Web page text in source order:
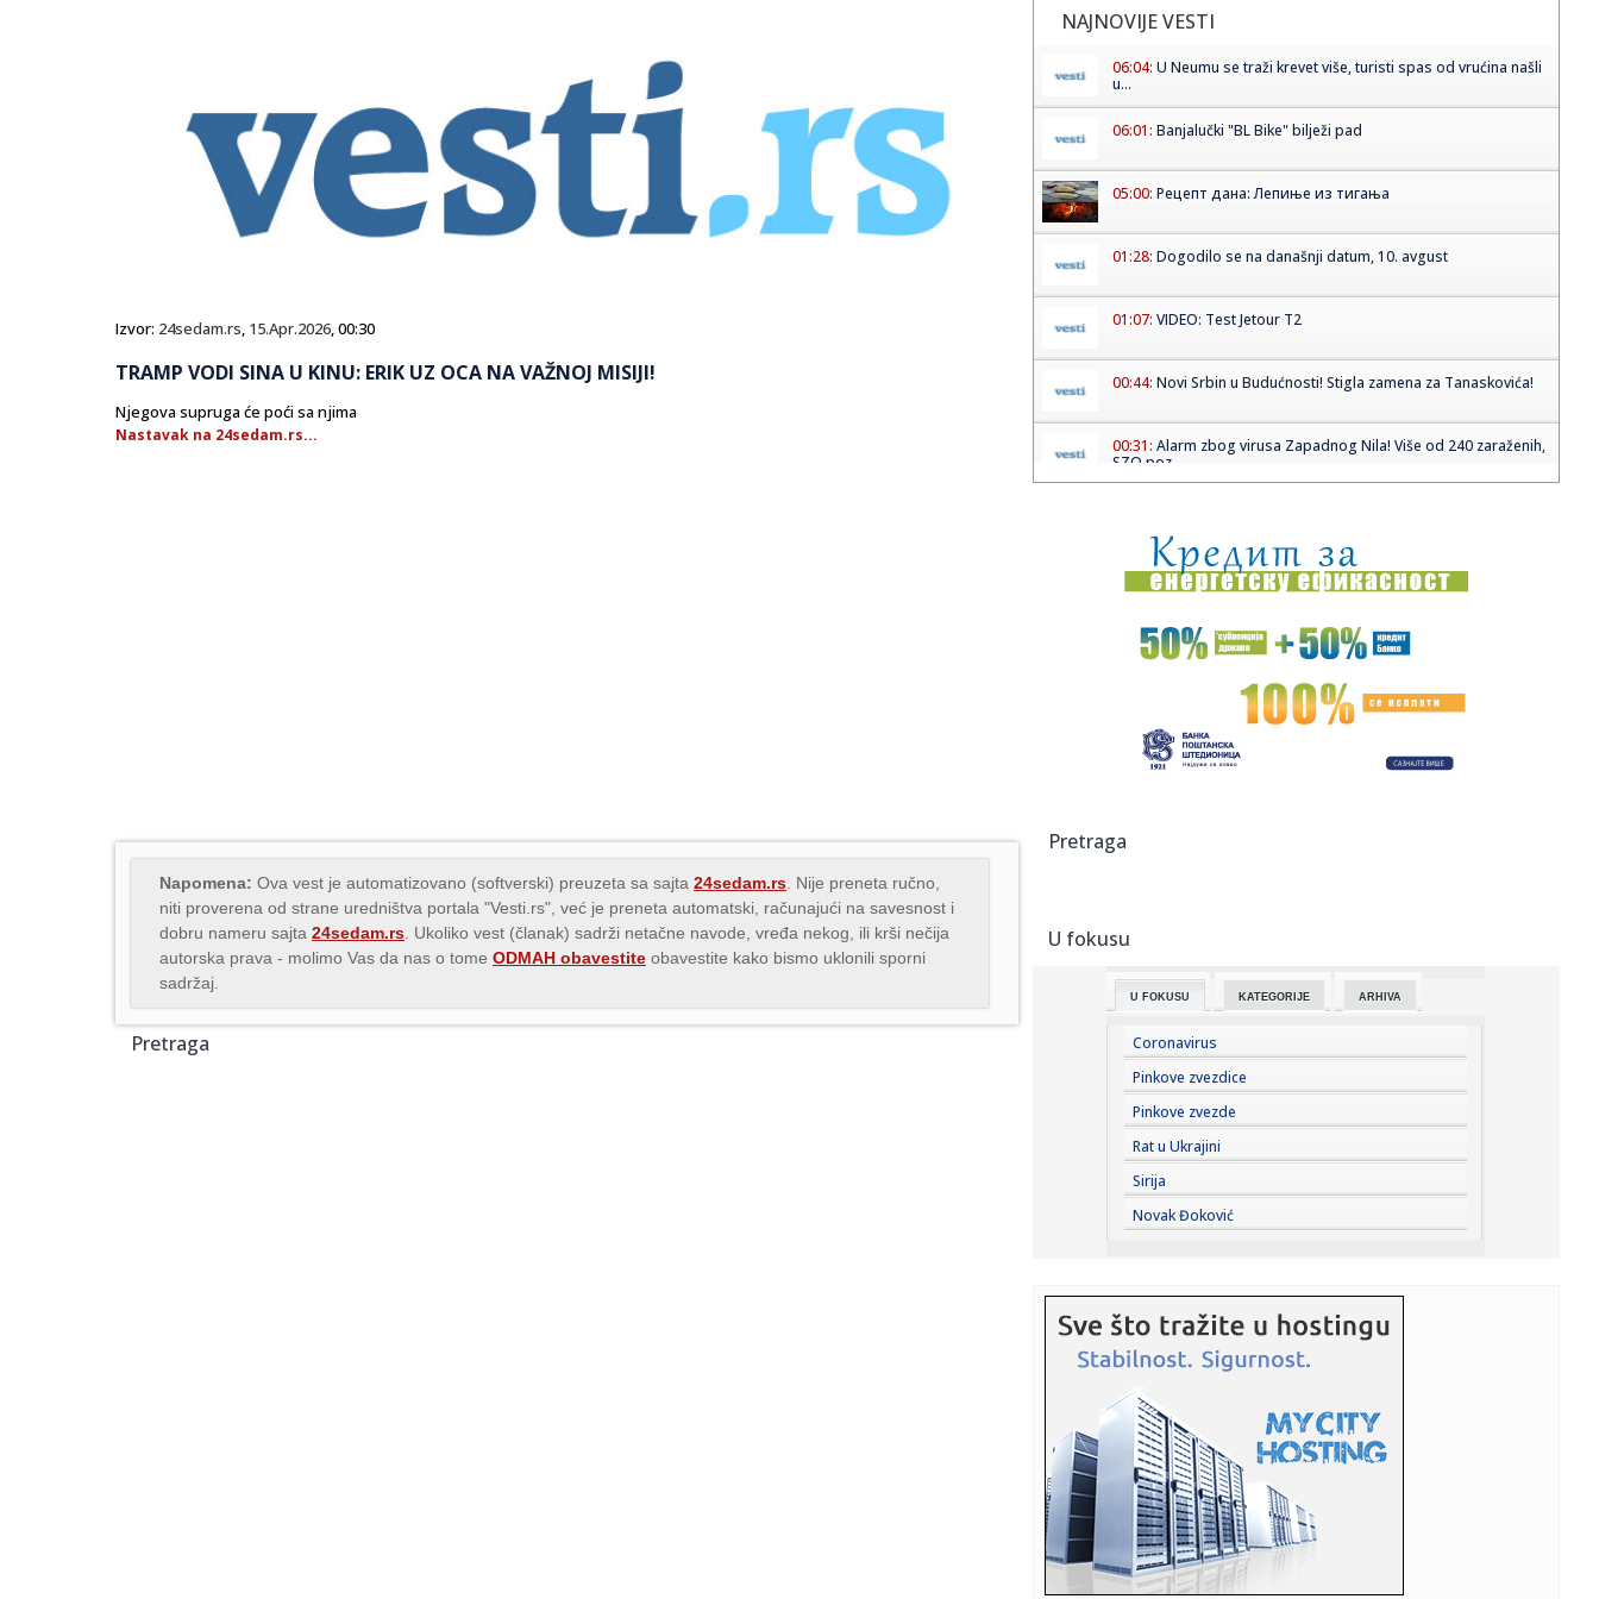
Izvor: 24sedam.rs, 15.Apr.2026, 00:30
TRAMP VODI SINA U KINU: ERIK UZ OCA NA VAŽNOJ MISIJI!
Njegova supruga će poći sa njima
Nastavak na 24sedam.rs...
Napomena: Ova vest je automatizovano (softverski) preuzeta sa sajta 24sedam.rs . Nije preneta ručno,
niti proverena od strane uredništva portala "Vesti.rs", već je preneta automatski, računajući na savesnost i
dobru nameru sajta 24sedam.rs . Ukoliko vest (članak) sadrži netačne navode, vređa nekog, ili krši nečija
autorska prava - molimo Vas da nas o tome ODMAH obavestite obavestite kako bismo uklonili sporni
sadržaj.
Pretraga
NAJNOVIJE VESTI
06:04: U Neumu se traži krevet više, turisti spas od vrućina našli
u...
06:01: Banjalučki "BL Bike" bilježi pad
05:00: Рецепт дана: Лепиње из тигања
01:28: Dogodilo se na današnji datum, 10. avgust
01:07: VIDEO: Test Jetour T2
00:44: Novi Srbin u Budućnosti! Stigla zamena za Tanaskovića!
00:31: Alarm zbog virusa Zapadnog Nila! Više od 240 zaraženih,
SZO poz...
00:01:Na današnji dan, 10. avgust
00:01:On će biti pomoćnik predsednika SAD u Beloj kući
Petnaestogodišnjakinja osumnjičena za napad na devojku
23:57:Markes posle sedmog mesta: "Dovoljno sam se borio u
na ...
23:45:
23:36: Mika Hakinen upozorio Meklaren
23:31:Evo koliko je Mia Borisavljević starija od muža, Bojana
Gruji...
23:28:VIDEO: Test 2026 Cupra Born
23:27:Nova pravila za upis nekretnina: Kuće preko 400 kvadrata
plaća...
23:19: Problem za Partizan pred revanš sa Tobolom
23:19:
23:16:Dunav se povukao i otkrio jezive tajne iz dubine! Izronili
nacist...
23:08:"Moskva će pasti"
23:00:Roditelji, gledajte ko vam prilazi deci na plaži! Predatori
Pretraga
U fokusu
U FOKUSU KATEGORIJE ARHIVA
Coronavirus
Pinkove zvezdice
Pinkove zvezde
Rat u Ukrajini
Sirija
Novak Đoković